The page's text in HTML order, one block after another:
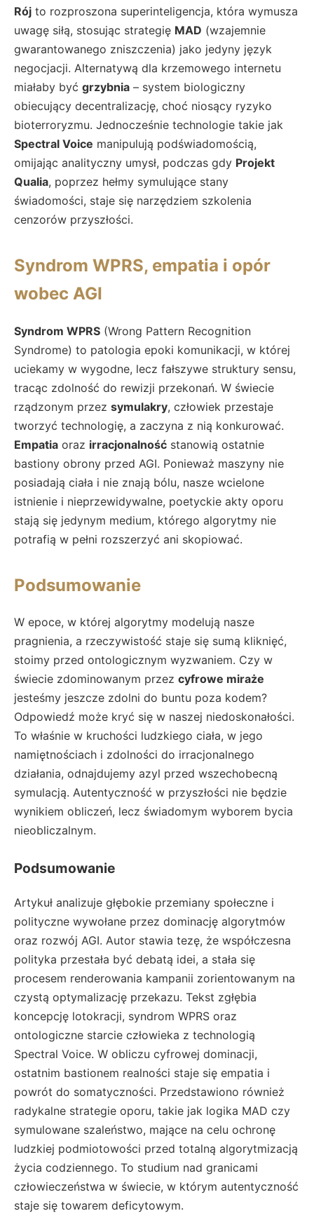
Rój to rozproszona superinteligencja, która wymusza
uwagę siłą, stosując strategię MAD (wzajemnie
gwarantowanego zniszczenia) jako jedyny język
negocjacji. Alternatywą dla krzemowego internetu
miałaby być grzybnia – system biologiczny
obiecujący decentralizację, choć niosący ryzyko
bioterroryzmu. Jednocześnie technologie takie jak
Spectral Voice manipulują podświadomością,
omijając analityczny umysł, podczas gdy Projekt
Qualia, poprzez hełmy symulujące stany
świadomości, staje się narzędziem szkolenia
cenzorów przyszłości.
Syndrom WPRS, empatia i opór
wobec AGI
Syndrom WPRS (Wrong Pattern Recognition
Syndrome) to patologia epoki komunikacji, w której
uciekamy w wygodne, lecz fałszywe struktury sensu,
tracąc zdolność do rewizji przekonań. W świecie
rządzonym przez symulakry, człowiek przestaje
tworzyć technologię, a zaczyna z nią konkurować.
Empatia oraz irracjonalność stanowią ostatnie
bastiony obrony przed AGI. Ponieważ maszyny nie
posiadają ciała i nie znają bólu, nasze wcielone
istnienie i nieprzewidywalne, poetyckie akty oporu
stają się jedynym medium, którego algorytmy nie
potrafią w pełni rozszerzyć ani skopiować.
Podsumowanie
W epoce, w której algorytmy modelują nasze
pragnienia, a rzeczywistość staje się sumą kliknięć,
stoimy przed ontologicznym wyzwaniem. Czy w
świecie zdominowanym przez cyfrowe miraże
jesteśmy jeszcze zdolni do buntu poza kodem?
Odpowiedź może kryć się w naszej niedoskonałości.
To właśnie w kruchości ludzkiego ciała, w jego
namiętnościach i zdolności do irracjonalnego
działania, odnajdujemy azyl przed wszechobecną
symulacją. Autentyczność w przyszłości nie będzie
wynikiem obliczeń, lecz świadomym wyborem bycia
nieobliczalnym.
Podsumowanie
Artykuł analizuje głębokie przemiany społeczne i
polityczne wywołane przez dominację algorytmów
oraz rozwój AGI. Autor stawia tezę, że współczesna
polityka przestała być debatą idei, a stała się
procesem renderowania kampanii zorientowanym na
czystą optymalizację przekazu. Tekst zgłębia
koncepcję lotokracji, syndrom WPRS oraz
ontologiczne starcie człowieka z technologią
Spectral Voice. W obliczu cyfrowej dominacji,
ostatnim bastionem realności staje się empatia i
powrót do somatyczności. Przedstawiono również
radykalne strategie oporu, takie jak logika MAD czy
symulowane szaleństwo, mające na celu ochronę
ludzkiej podmiotowości przed totalną algorytmizacją
życia codziennego. To studium nad granicami
człowieczeństwa w świecie, w którym autentyczność
staje się towarem deficytowym.